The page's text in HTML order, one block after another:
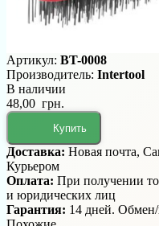
Артикул: BT-0008
Производитель: Intertool
В наличии
48,00 грн.
Купить
Доставка: Новая почта,
Курьером
Оплата: При получении
и юридических лиц
Гарантия: 14 дней. Обмен/